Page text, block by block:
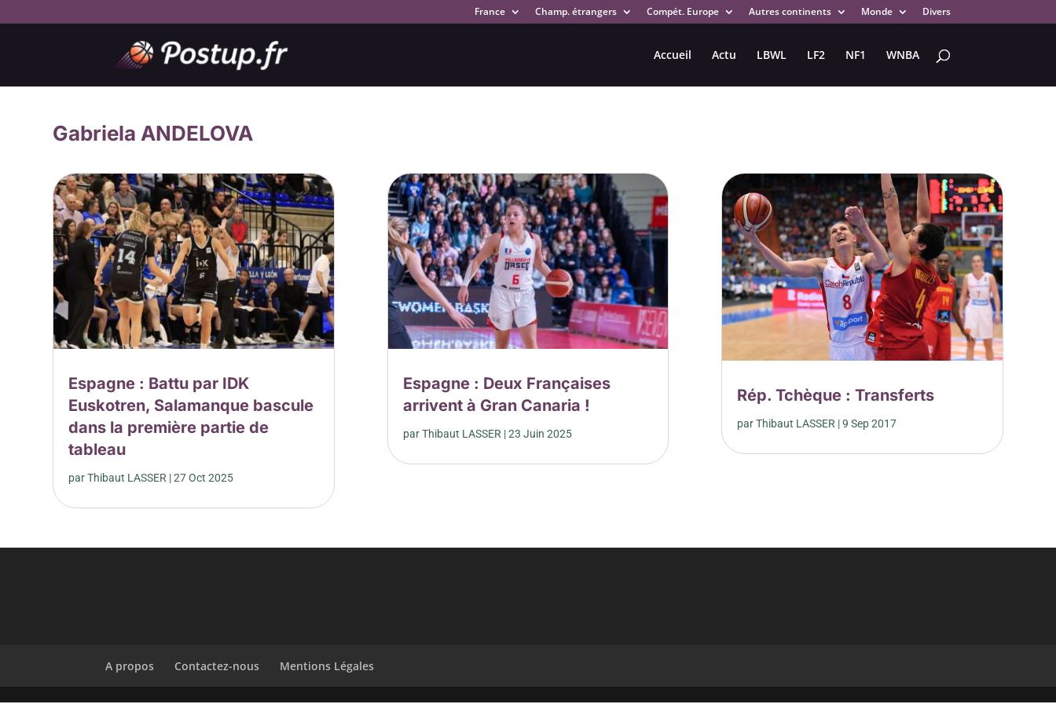
France Champ. étrangers Compét. Europe Autres continents Monde Divers
Accueil Actu LBWL LF2 NF1 WNBA
Gabriela ANDELOVA
Espagne : Battu par IDK
Euskotren, Salamanque bascule
dans la première partie de
tableau
parThibaut LASSER |27 Oct 2025
Espagne : Deux Françaises
arrivent à Gran Canaria !
parThibaut LASSER |23 Juin 2025
Rép. Tchèque : Transferts
parThibaut LASSER |9 Sep 2017
A propos Contactez-nous Mentions Légales